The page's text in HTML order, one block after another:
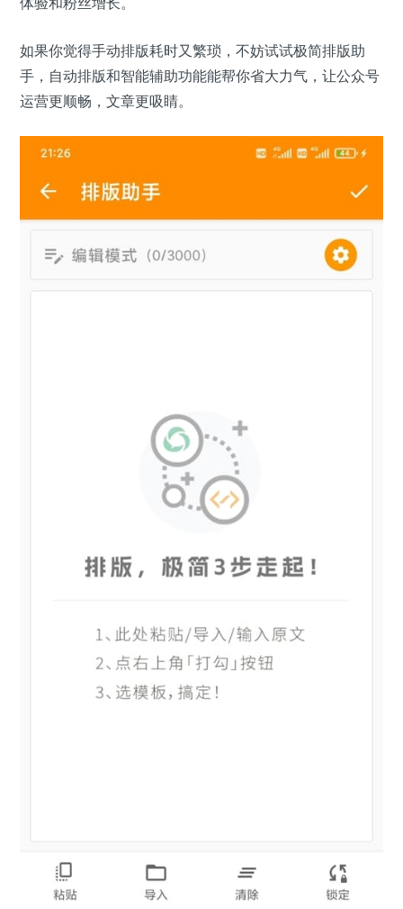
如果你觉得手动排版耗时又繁琐，不妨试试极简排版助
手，自动排版和智能辅助功能能帮你省大力气，让公众号
运营更顺畅，文章更吸睛。